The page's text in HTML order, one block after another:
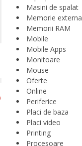
Masini de spalat
Memorie externa
Memorii RAM
Mobile
Mobile Apps
Monitoare
Mouse
Oferte
Online
Periferice
Placi de baza
Placi video
Printing
Procesoare